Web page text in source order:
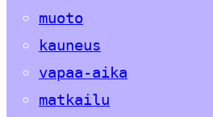
muoto
kauneus
vapaa-aika
matkailu